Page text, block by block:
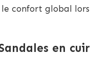
confort global lors
en cuir